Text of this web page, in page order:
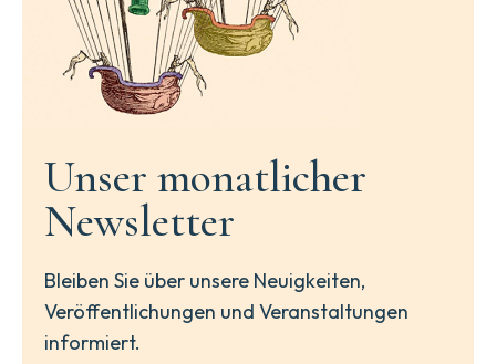
Unser monatlicher
Newsletter
Bleiben Sie über unsere Neuigkeiten,
Veröffentlichungen und Veranstaltungen
informiert.